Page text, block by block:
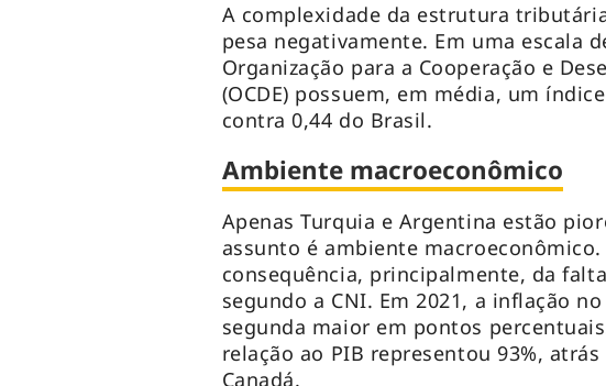
A complexidade da estrutura
pesa negativamente. Em uma escala
Organização para a Cooperação e
(OCDE) possuem, em média, um
contra 0,44 do Brasil.
Ambiente macroeconômico
Apenas Turquia e Argentina estão
assunto é ambiente
consequência, principalmente, da
segundo a CNI. Em 2021, a inflação
segunda maior em pontos
relação ao PIB representou 93%,
Canadá.